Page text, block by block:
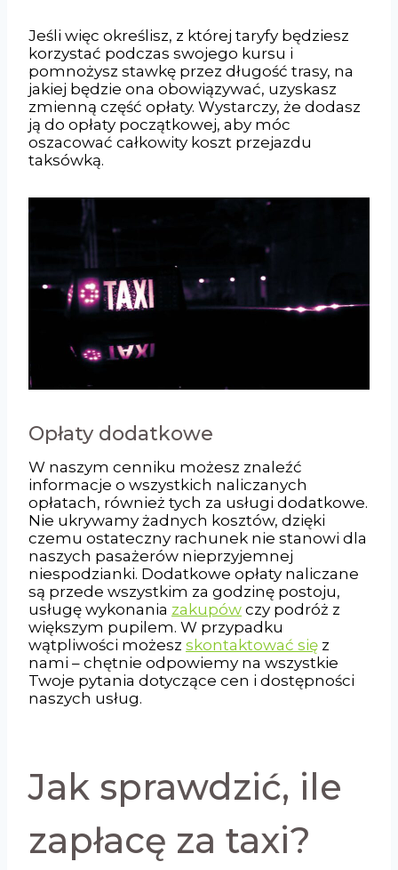
Jeśli więc określisz, z której taryfy będziesz
korzystać podczas swojego kursu i
pomnożysz stawkę przez długość trasy, na
jakiej będzie ona obowiązywać, uzyskasz
zmienną część opłaty. Wystarczy, że dodasz
ją do opłaty początkowej, aby móc
oszacować całkowity koszt przejazdu
taksówką.
Opłaty dodatkowe
W naszym cenniku możesz znaleźć
informacje o wszystkich naliczanych
opłatach, również tych za usługi dodatkowe.
Nie ukrywamy żadnych kosztów, dzięki
czemu ostateczny rachunek nie stanowi dla
naszych pasażerów nieprzyjemnej
niespodzianki. Dodatkowe opłaty naliczane
są przede wszystkim za godzinę postoju,
usługę wykonania zakupów czy podróż z
większym pupilem. W przypadku
wątpliwości możesz skontaktować się z
nami – chętnie odpowiemy na wszystkie
Twoje pytania dotyczące cen i dostępności
naszych usług.
Jak sprawdzić, ile
zapłacę za taxi?